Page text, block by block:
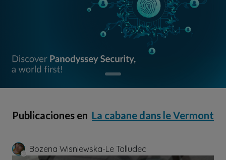
Publicaciones en La cabane dans le Vermont
Bozena Wisniewska-Le Talludec